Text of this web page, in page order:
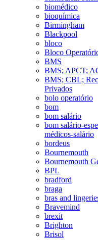
biomédico
bioquímica
Birmingham
Blackpool
bloco
Bloco
BMS
BMS; APCT;
BMS; CBL;
Privados
bolo operatório
bom
bom salário
bom salário-
médicos-salário
bordeus
Bournemouth
Bournemouth
BPL
bradford
braga
bras and
Bravemind
brexit
Brighton
Brisol